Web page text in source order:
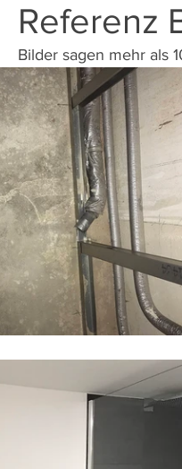
Referenz
Bilder sagen mehr als